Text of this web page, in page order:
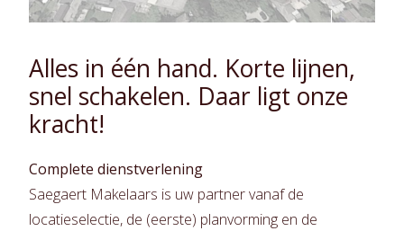
Alles in één hand. Korte lijnen,
snel schakelen. Daar ligt onze
kracht!
Complete dienstverlening
Saegaert Makelaars is uw partner vanaf de
locatieselectie, de (eerste) planvorming en de